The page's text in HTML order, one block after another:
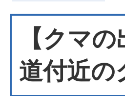
【クマ
道付近の